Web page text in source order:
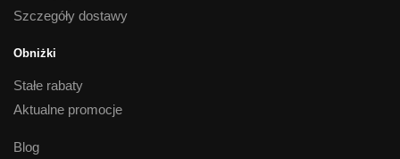
Szczegóły dostawy
Obniżki
Stałe rabaty
Aktualne promocje
Blog